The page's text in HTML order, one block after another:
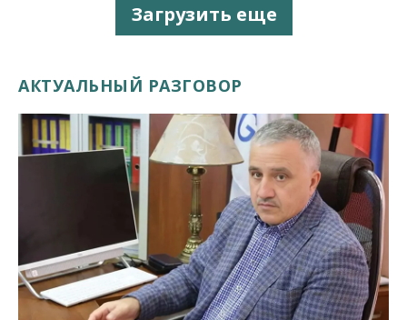
Загрузить еще
АКТУАЛЬНЫЙ РАЗГОВОР